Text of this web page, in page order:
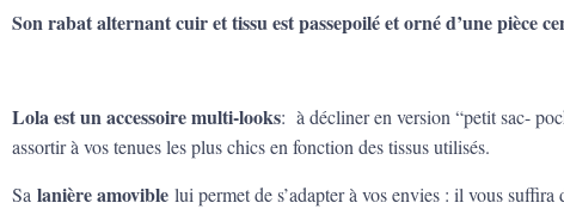
Son rabat alternant cuir et tissu est passepoilé et orné d’une pièce
Lola est un accessoire multi-looks: à décliner en version “petit sac-
assortir à vos tenues les plus chics en fonction des tissus utilisés.
Sa lanière amovible lui permet de s’adapter à vos envies : il vous